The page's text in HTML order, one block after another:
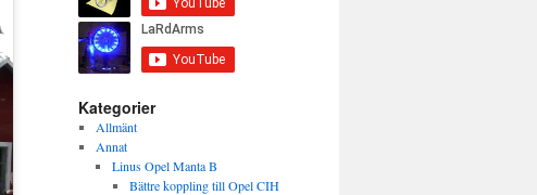
Kategorier
Allmänt
Annat
Linus Opel Manta B
Bättre koppling till Opel CIH